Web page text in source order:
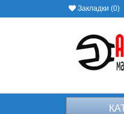
Закладки (0)